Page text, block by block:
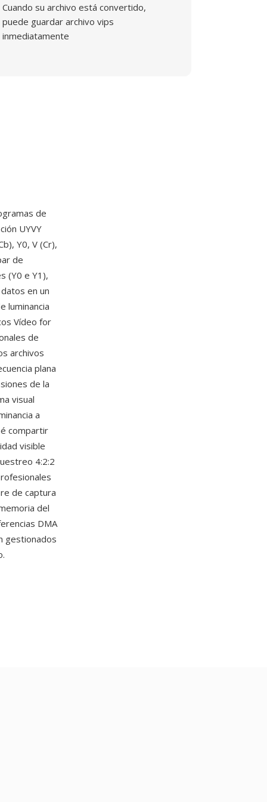
Cuando su archivo está convertido,
puede guardar archivo vips
inmediatamente
de
UYVY
Y0, V (Cr),
de
(Y0 e Y1),
en un
luminancia
Vídeo for
de
archivos
plana
de la
visual
a
compartir
visible
4:2:2
de captura
del
DMA
gestionados